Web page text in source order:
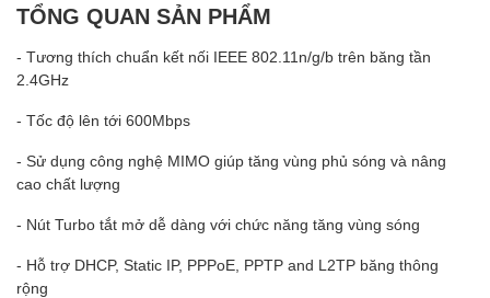
TỔNG QUAN SẢN PHẨM
- Tương thích chuẩn kết nối IEEE 802.11n/g/b trên băng tần
2.4GHz
- Tốc độ lên tới 600Mbps
- Sử dụng công nghệ MIMO giúp tăng vùng phủ sóng và nâng
cao chất lượng
- Nút Turbo tắt mở dễ dàng với chức năng tăng vùng sóng
- Hỗ trợ DHCP, Static IP, PPPoE, PPTP and L2TP băng thông
rộng